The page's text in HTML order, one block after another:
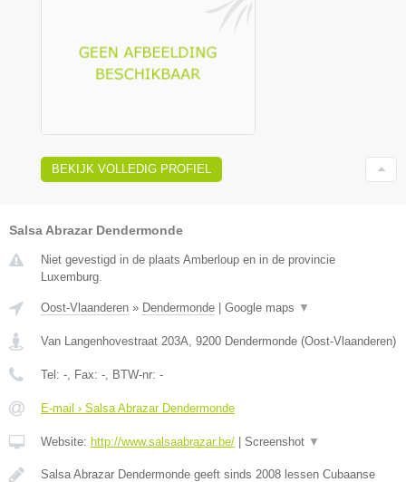
BEKIJK VOLLEDIG PROFIEL
Salsa Abrazar Dendermonde
Niet gevestigd in de plaats Amberloup en in de provincie
Luxemburg.
Oost-Vlaanderen » Dendermonde Google maps ▼
Van Langenhovestraat 203A 9200 Dendermonde (Oost-Vlaanderen)
Tel: - , Fax: - , BTW-nr: -
E-mail › Salsa Abrazar Dendermonde
Website: http://www.salsaabrazar.be/ Screenshot ▼
Salsa Abrazar Dendermonde geeft sinds 2008 lessen Cubaanse